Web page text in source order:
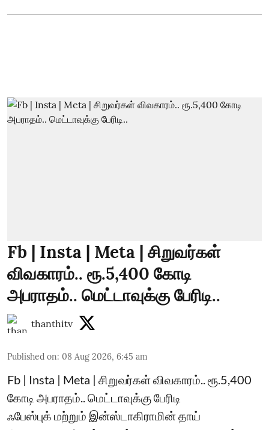
Fb | Insta | Meta | சிறுவர்கள்
விவகாரம்.. ரூ.5,400 கோடி
அபராதம்.. மெட்டாவுக்கு பேரிடி..
thanthitv
Published on: 08 Aug 2026, 6:45 am
Fb | Insta | Meta | சிறுவர்கள் விவகாரம்.. ரூ.5,400
கோடி அபராதம்.. மெட்டாவுக்கு பேரிடி
ஃபேஸ்புக் மற்றும் இன்ஸ்டாகிராமின் தாய்